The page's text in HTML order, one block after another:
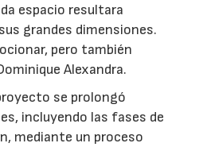
espacio resultara
grandes dimensiones.
pero también
Alexandra.
se prolongó
incluyendo las fases de
mediante un proceso